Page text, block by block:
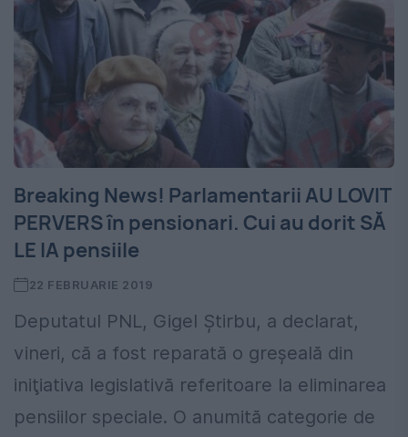
Breaking News! Parlamentarii AU LOVIT
PERVERS în pensionari. Cui au dorit SĂ
LE IA pensiile
22 FEBRUARIE 2019
Deputatul PNL, Gigel Ştirbu, a declarat,
vineri, că a fost reparată o greșeală din
iniţiativa legislativă referitoare la eliminarea
pensiilor speciale. O anumită categorie de